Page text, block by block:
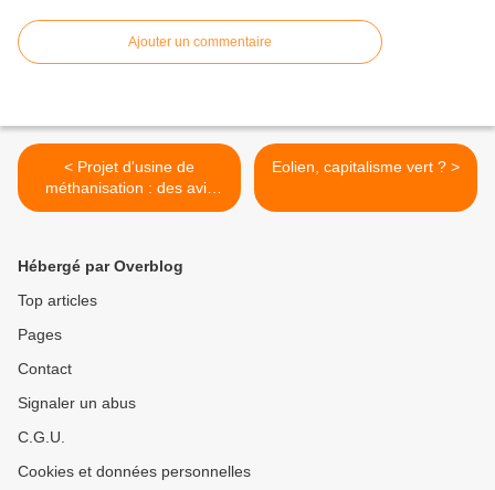
Ajouter un commentaire
< Projet d'usine de
méthanisation : des avis
toujours partagés
Eolien, capitalisme vert ? >
Hébergé par Overblog
Top articles
Pages
Contact
Signaler un abus
C.G.U.
Cookies et données personnelles